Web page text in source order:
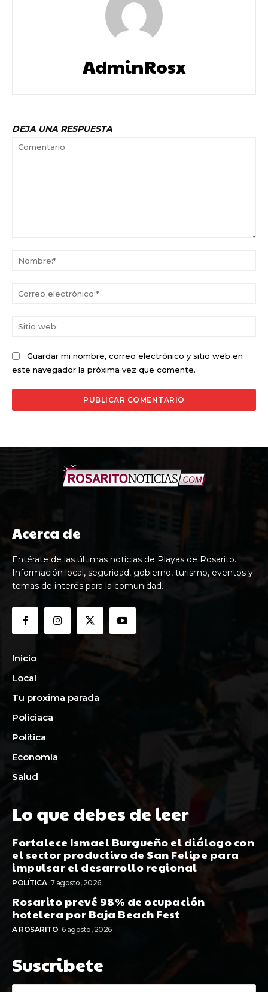
AdminRosx
DEJA UNA RESPUESTA
Guardar mi nombre, correo electrónico y sitio web en
este navegador la próxima vez que comente.
Acerca de
Entérate de las últimas noticias de Playas de Rosarito.
Información local, seguridad, gobierno, turismo, eventos y
temas de interés para la comunidad.
Inicio
Local
Tu proxima parada
Policiaca
Política
Economía
Salud
Lo que debes de leer
Fortalece Ismael Burgueño el diálogo con
el sector productivo de San Felipe para
impulsar el desarrollo regional
POLÍTICA 7 agosto, 2026
Rosarito prevé 98% de ocupación
hotelera por Baja Beach Fest
A ROSARITO 6 agosto, 2026
Suscribete